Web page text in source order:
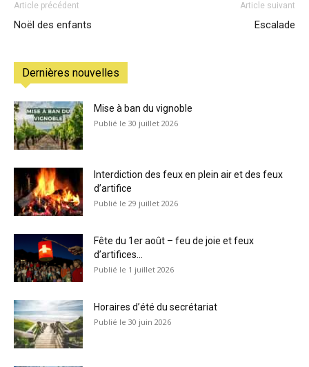
Article précédent
Noël des enfants
Article suivant
Escalade
Dernières nouvelles
Mise à ban du vignoble
30 juillet 2026
Interdiction des feux en plein air et des feux
d’artifice
29 juillet 2026
Fête du 1er août – feu de joie et feux
d’artifices...
1 juillet 2026
Horaires d’été du secrétariat
30 juin 2026